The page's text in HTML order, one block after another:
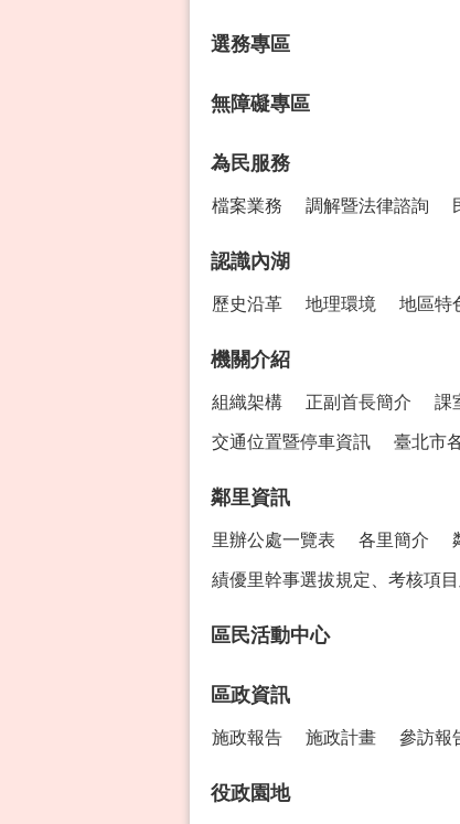
選務專區
無障礙專區
為民服務
檔案業務 調解暨法律諮詢
認識內湖
歷史沿革 地理環境 地區特
機關介紹
組織架構 正副首長簡介 課
交通位置暨停車資訊 臺北市
鄰里資訊
里辦公處一覽表 各里簡介
績優里幹事選拔規定、考核項
區民活動中心
區政資訊
施政報告 施政計畫 參訪報
役政園地